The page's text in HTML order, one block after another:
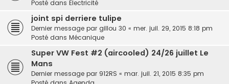
Posté dans Electricité
joint spi derriere tulipe
Dernier message par gillou 30 « mer. juil. 29, 2015 8:18 pm
Posté dans Mécanique
Super VW Fest #2 (aircooled) 24/26 juillet Le
Mans
Dernier message par 912RS « mar. juil. 21, 2015 8:35 pm